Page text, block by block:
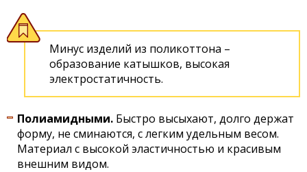
Минус изделий из поликоттона –
образование катышков, высокая
электростатичность.
Полиамидными. Быстро высыхают, долго держат
форму, не сминаются, с легким удельным весом.
Материал с высокой эластичностью и красивым
внешним видом.